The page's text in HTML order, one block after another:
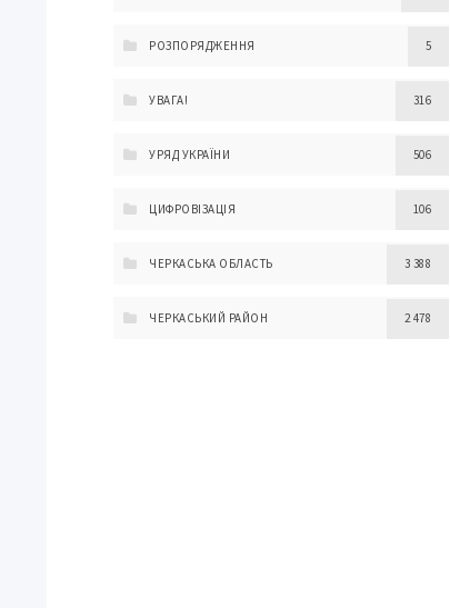
РОЗПОРЯДЖЕННЯ 5
УВАГА! 316
УРЯД УКРАЇНИ 506
ЦИФРОВІЗАЦІЯ 106
ЧЕРКАСЬКА ОБЛАСТЬ 3 388
ЧЕРКАСЬКИЙ РАЙОН 2 478